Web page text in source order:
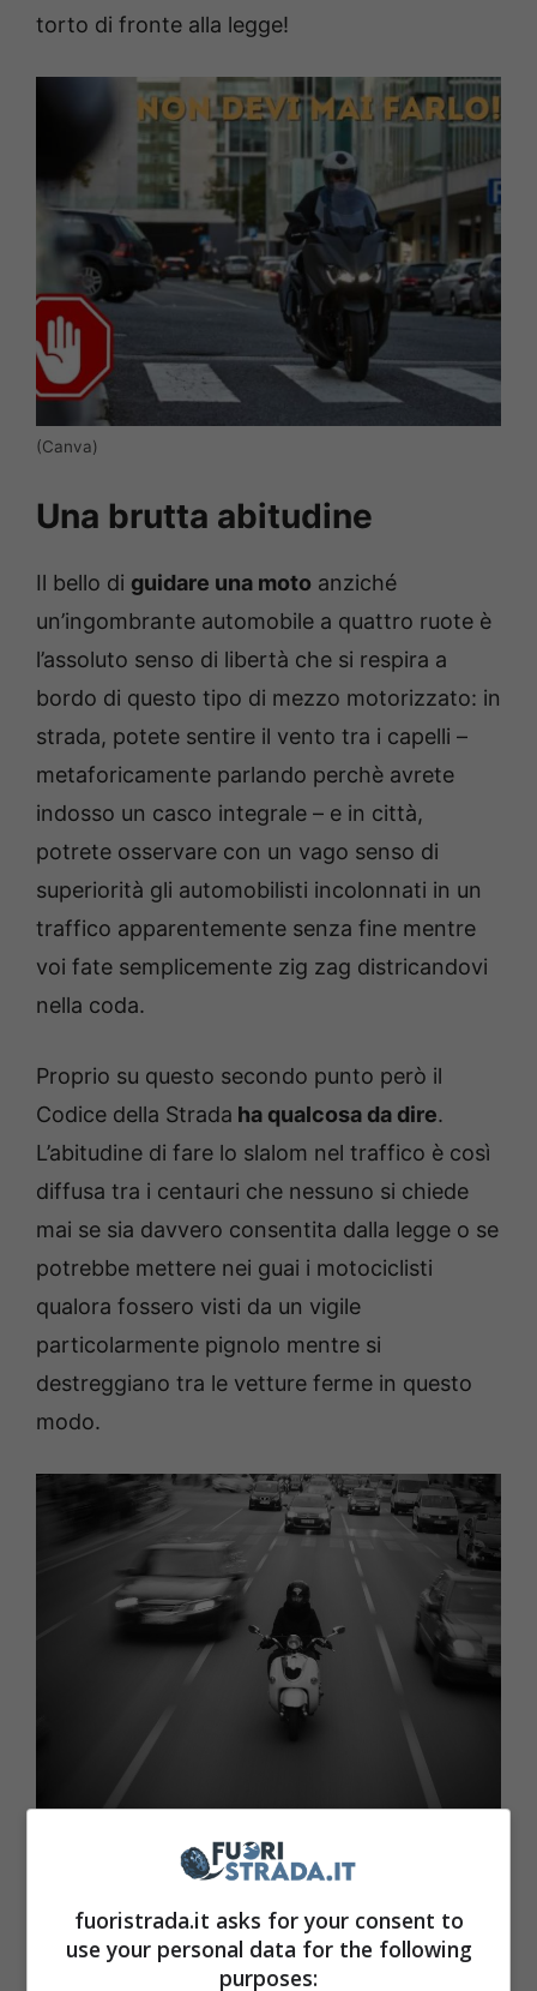
torto di fronte alla legge!
(Canva)
Una brutta abitudine
Il bello di guidare una moto anziché
un’ingombrante automobile a quattro ruote è
l’assoluto senso di libertà che si respira a
bordo di questo tipo di mezzo motorizzato: in
strada, potete sentire il vento tra i capelli –
metaforicamente parlando perchè avrete
indosso un casco integrale – e in città,
potrete osservare con un vago senso di
superiorità gli automobilisti incolonnati in un
traffico apparentemente senza fine mentre
voi fate semplicemente zig zag districandovi
nella coda.
Proprio su questo secondo punto però il
Codice della Strada ha qualcosa da dire.
L’abitudine di fare lo slalom nel traffico è così
diffusa tra i centauri che nessuno si chiede
mai se sia davvero consentita dalla legge o se
potrebbe mettere nei guai i motociclisti
qualora fossero visti da un vigile
particolarmente pignolo mentre si
destreggiano tra le vetture ferme in questo
modo.
Come si suol dire, nel traffico ci vogliono cento occhi! (Car
Cosa dice la legge?
fuoristrada.it asks for your consent to
use your personal data for the following
purposes: